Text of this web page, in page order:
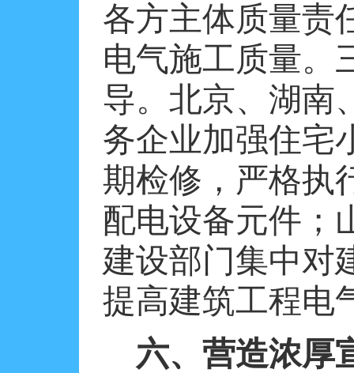
各方主体质量责
电气施工质量。
导。北京、湖南
务企业加强住宅
期检修，严格执
配电设备元件；
建设部门集中对
提高建筑工程电
六、营造浓厚